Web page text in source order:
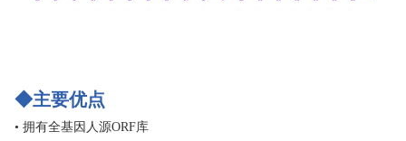
◆主要优点
• 拥有全基因人源ORF库